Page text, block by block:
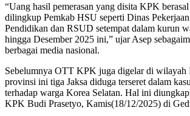
“Uang hasil pemerasan yang disita KPK
dilingkup Pemkab HSU seperti Dinas
Pendidikan dan RSUD setempat dalam kurun
hingga Desember 2025 ini,” ujar Asep
berbagai media nasional.
Sebelumnya OTT KPK juga digelar di wilayah
provinsi ini tiga Jaksa diduga terseret dalam
terhadap warga Korea Selatan. Hal ini
KPK Budi Prasetyo, Kamis(18/12/2025) di